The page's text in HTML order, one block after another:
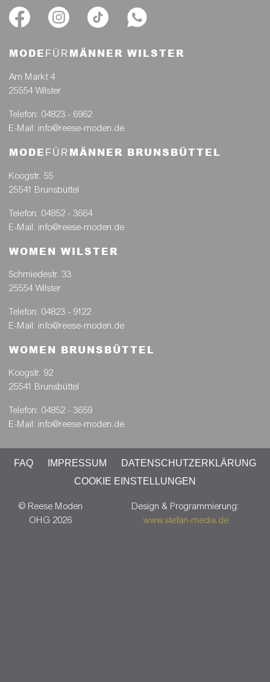
MODE FÜR MÄNNER WILSTER
Am Markt 4
25554 Wilster
Telefon: 04823 - 6962
E-Mail: info@reese-moden.de
MODE FÜR MÄNNER BRUNSBÜTTEL
Koogstr. 55
25541 Brunsbüttel
Telefon: 04852 - 3664
E-Mail: info@reese-moden.de
WOMEN WILSTER
Schmiedestr. 33
25554 Wilster
Telefon: 04823 - 9122
E-Mail: info@reese-moden.de
WOMEN BRUNSBÜTTEL
Koogstr. 92
25541 Brunsbüttel
Telefon: 04852 - 3659
E-Mail: info@reese-moden.de
FAQ IMPRESSUM
DATENSCHUTZERKLÄRUNG
COOKIE EINSTELLUNGEN
© Reese Moden
OHG 2026
Design & Programmierung:
www.stefan-media.de